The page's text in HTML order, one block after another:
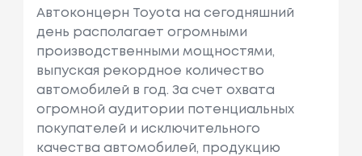
Автоконцерн Toyota на сегодняшний
день располагает огромными
производственными мощностями,
выпуская рекордное количество
автомобилей в год. За счет охвата
огромной аудитории потенциальных
покупателей и исключительного
качества автомобилей, продукцию